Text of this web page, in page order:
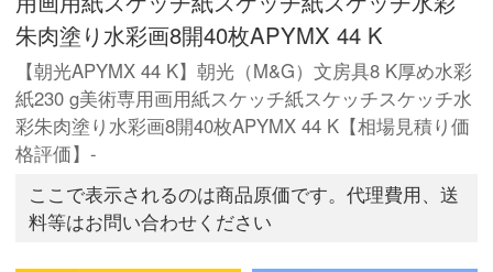
朱肉塗り水彩画8開40枚APYMX 44 K
【朝光APYMX 44 K】朝光（M&G）文房具8 K厚め水彩
紙230 g美術専用画用紙スケッチ紙スケッチスケッチ水
彩朱肉塗り水彩画8開40枚APYMX 44 K【相場見積り価
格評価】-
ここで表示されるのは商品原価です。代理費用、送
料等はお問い合わせください